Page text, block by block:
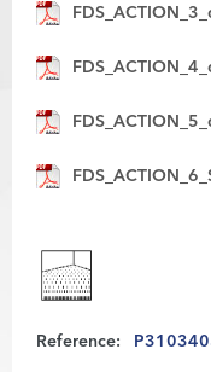
Reference: